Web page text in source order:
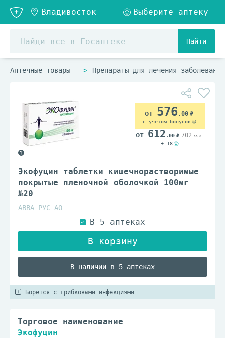
Найти
Аптечные товары Препараты для лечения
Экофуцин таблетки кишечнорастворимые
покрытые пленочной оболочкой 100мг
№20
АВВА РУС АО
В наличии в 5 аптеках
576.00
с учетом бонусов
612 .00 702.00
+ 18
Борется с грибковыми инфекциями
Торговое наименование
Экофуцин